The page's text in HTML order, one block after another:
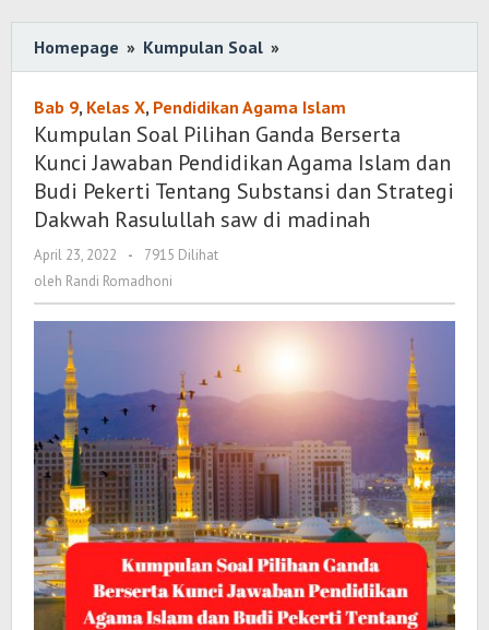
Homepage » Kumpulan Soal »
Soal
Pilihan
Ganda
Berserta
Kunci
Jawaban
Pendidikan
dan
Tentang
Substansi
dan
Strategi
Dakwah
Rasulullah
saw
di
madinah
Bab 9, Kelas X, Pendidikan Agama Islam
Kumpulan Soal Pilihan Ganda Berserta
Kunci Jawaban Pendidikan Agama Islam dan
Budi Pekerti Tentang Substansi dan Strategi
Dakwah Rasulullah saw di madinah
April 23, 2022
oleh
Randi
-
7915 Dilihat
oleh Randi Romadhoni